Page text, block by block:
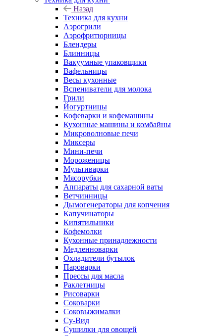
Назад
Техника для кухни
Аэрогрили
Аэрофритюрницы
Блендеры
Блинницы
Вакуумные упаковщики
Вафельницы
Весы кухонные
Вспениватели для молока
Грили
Йогуртницы
Кофеварки и кофемашины
Кухонные машины и комбайны
Микроволновые печи
Миксеры
Мини-печи
Мороженицы
Мультиварки
Мясорубки
Аппараты для сахарной ваты
Ветчинницы
Дымогенераторы для копчения
Капучинаторы
Кипятильники
Кофемолки
Кухонные принадлежности
Медленноварки
Охладители бутылок
Пароварки
Прессы для масла
Раклетницы
Рисоварки
Соковарки
Соковыжималки
Су-Вид
Сушилки для овощей